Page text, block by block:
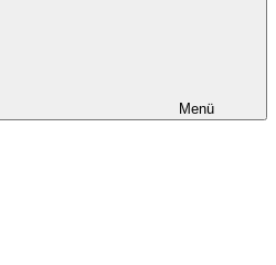
Menü